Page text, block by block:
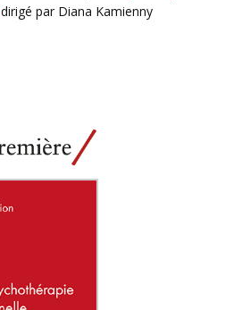
dirigé par Diana Kamienny